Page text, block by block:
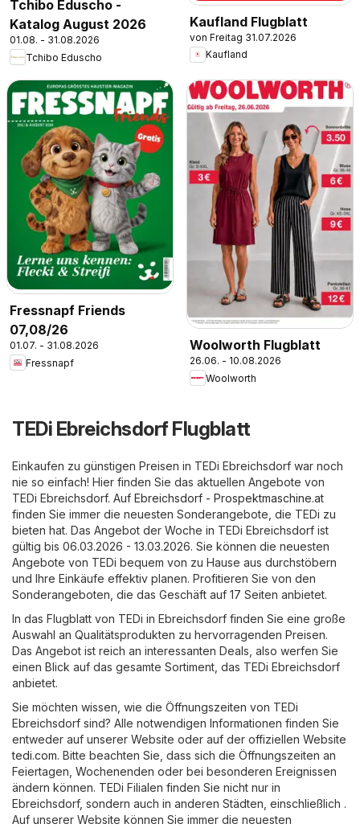
Tchibo Eduscho -
Katalog August 2026
01.08. - 31.08.2026
Tchibo Eduscho
Kaufland Flugblatt
von Freitag 31.07.2026
Kaufland
Fressnapf Friends
07,08/26
01.07. - 31.08.2026
Fressnapf
Woolworth Flugblatt
26.06. - 10.08.2026
Woolworth
TEDi Ebreichsdorf Flugblatt
Einkaufen zu günstigen Preisen in TEDi Ebreichsdorf war noch
nie so einfach! Hier finden Sie das aktuellen Angebote von
TEDi Ebreichsdorf. Auf Ebreichsdorf - Prospektmaschine.at
finden Sie immer die neuesten Sonderangebote, die TEDi zu
bieten hat. Das Angebot der Woche in TEDi Ebreichsdorf ist
gültig bis 06.03.2026 - 13.03.2026. Sie können die neuesten
Angebote von TEDi bequem von zu Hause aus durchstöbern
und Ihre Einkäufe effektiv planen. Profitieren Sie von den
Sonderangeboten, die das Geschäft auf 17 Seiten anbietet.
In das Flugblatt von TEDi in Ebreichsdorf finden Sie eine große
Auswahl an Qualitätsprodukten zu hervorragenden Preisen.
Das Angebot ist reich an interessanten Deals, also werfen Sie
einen Blick auf das gesamte Sortiment, das TEDi Ebreichsdorf
anbietet.
Sie möchten wissen, wie die Öffnungszeiten von TEDi
Ebreichsdorf sind? Alle notwendigen Informationen finden Sie
entweder auf unserer Website oder auf der offiziellen Website
tedi.com. Bitte beachten Sie, dass sich die Öffnungszeiten an
Feiertagen, Wochenenden oder bei besonderen Ereignissen
ändern können. TEDi Filialen finden Sie nicht nur in
Ebreichsdorf, sondern auch in anderen Städten, einschließlich .
Auf unserer Website können Sie immer die neuesten